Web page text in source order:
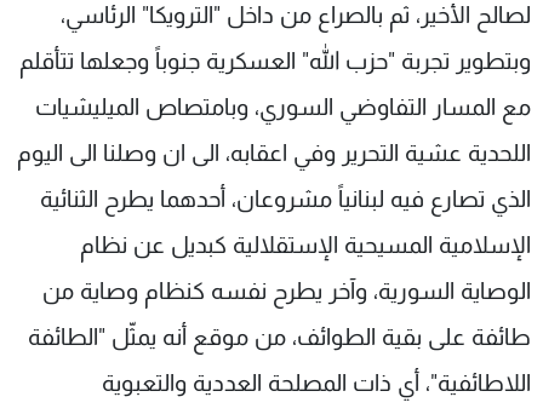
لصالح الأخير، ثم بالصراع من داخل "الترويكا" الرئاسي،
وبتطوير تجربة "حزب الله" العسكرية جنوباً وجعلها تتأقلم
مع المسار التفاوضي السوري، وبامتصاص الميليشيات
اللحدية عشية التحرير وفي اعقابه، الى ان وصلنا الى اليوم
الذي تصارع فيه لبنانياً مشروعان، أحدهما يطرح الثنائية
الإسلامية المسيحية الإستقلالية كبديل عن نظام
الوصاية السورية، وآخر يطرح نفسه كنظام وصاية من
طائفة على بقية الطوائف، من موقع أنه يمثّل "الطائفة
اللاطائفية"، أي ذات المصلحة العددية والتعبوية